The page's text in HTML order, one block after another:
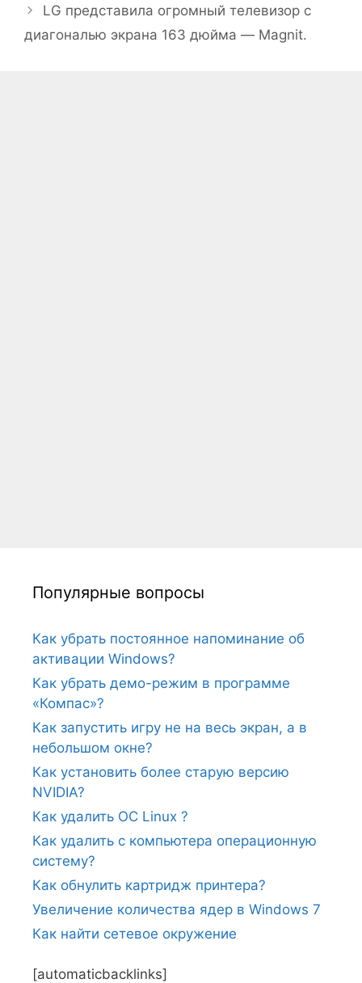
LG представила огромный телевизор с
диагональю экрана 163 дюйма — Magnit.
Популярные вопросы
Как убрать постоянное напоминание об
активации Windows?
Как убрать демо-режим в программе
«Компас»?
Как запустить игру не на весь экран, а в
небольшом окне?
Как установить более старую версию
NVIDIA?
Как удалить ОС Linux ?
Как удалить с компьютера операционную
систему?
Как обнулить картридж принтера?
Увеличение количества ядер в Windows 7
Как найти сетевое окружение
[automaticbacklinks]